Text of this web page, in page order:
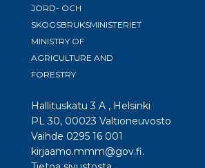
JORD- OCH
SKOGSBRUKSMINISTERIET
MINISTRY OF
AGRICULTURE AND
FORESTRY
Hallituskatu 3 A , Helsinki
PL 30, 00023 Valtioneuvosto
Vaihde 0295 16 001
kirjaamo.mmm@gov.fi.